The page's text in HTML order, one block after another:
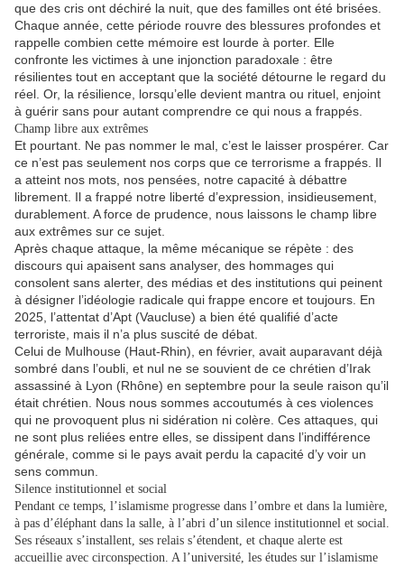
que des cris ont déchiré la nuit, que des familles ont été brisées.
Chaque année, cette période rouvre des blessures profondes et
rappelle combien cette mémoire est lourde à porter. Elle
confronte les victimes à une injonction paradoxale : être
résilientes tout en acceptant que la société détourne le regard du
réel. Or, la résilience, lorsqu’elle devient mantra ou rituel, enjoint
à guérir sans pour autant comprendre ce qui nous a frappés.
Champ libre aux extrêmes
Et pourtant. Ne pas nommer le mal, c’est le laisser prospérer. Car
ce n’est pas seulement nos corps que ce terrorisme a frappés. Il
a atteint nos mots, nos pensées, notre capacité à débattre
librement. Il a frappé notre liberté d’expression, insidieusement,
durablement. A force de prudence, nous laissons le champ libre
aux extrêmes sur ce sujet.
Après chaque attaque, la même mécanique se répète : des
discours qui apaisent sans analyser, des hommages qui
consolent sans alerter, des médias et des institutions qui peinent
à désigner l’idéologie radicale qui frappe encore et toujours. En
2025, l’attentat d’Apt (Vaucluse) a bien été qualifié d’acte
terroriste, mais il n’a plus suscité de débat.
Celui de Mulhouse (Haut-Rhin), en février, avait auparavant déjà
sombré dans l’oubli, et nul ne se souvient de ce chrétien d’Irak
assassiné à Lyon (Rhône) en septembre pour la seule raison qu’il
était chrétien. Nous nous sommes accoutumés à ces violences
qui ne provoquent plus ni sidération ni colère. Ces attaques, qui
ne sont plus reliées entre elles, se dissipent dans l’indifférence
générale, comme si le pays avait perdu la capacité d’y voir un
sens commun.
Silence institutionnel et social
Pendant ce temps, l’islamisme progresse dans l’ombre et dans la lumière,
à pas d’éléphant dans la salle, à l’abri d’un silence institutionnel et social.
Ses réseaux s’installent, ses relais s’étendent, et chaque alerte est
accueillie avec circonspection. A l’université, les études sur l’islamisme